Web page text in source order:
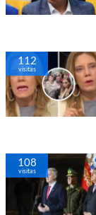
112
visitas
108
visitas